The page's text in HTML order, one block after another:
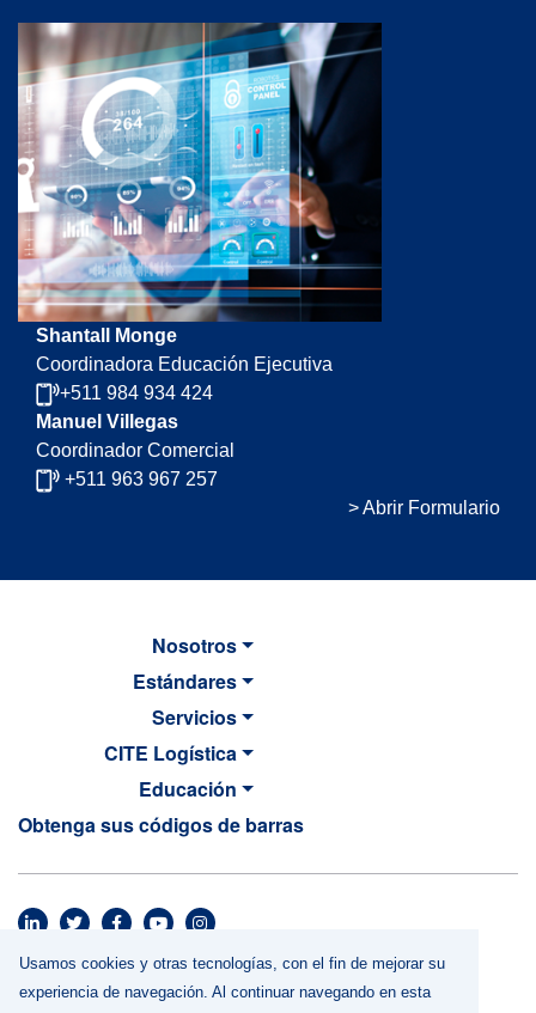
Shantall Monge
Coordinadora Educación Ejecutiva
+511 984 934 424
Manuel Villegas
Coordinador Comercial
+511 963 967 257
> Abrir Formulario
MAIN NAVIGATION
Nosotros
Estándares
Servicios
CITE Logística
Educación
Obtenga sus códigos de barras
Footer menu
Términos y Condiciones
Política de Privacidad
Usamos cookies y otras tecnologías, con el fin de mejorar su
experiencia de navegación. Al continuar navegando en esta